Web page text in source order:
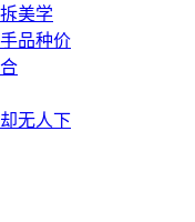
美学
品种价
无人下